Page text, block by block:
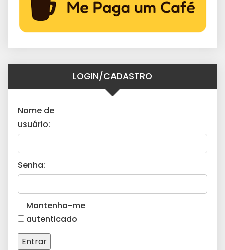
LOGIN/CADASTRO
Nome de
usuário:
Senha:
Mantenha-me
autenticado
Entrar